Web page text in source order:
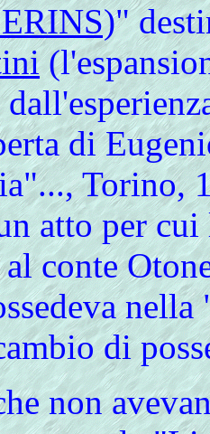
"
di
Torino,
atto per
conte
di
non